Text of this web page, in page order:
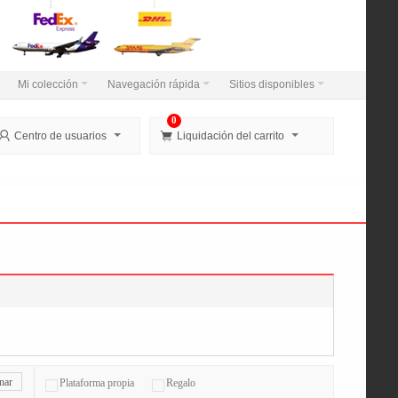
Mi colección Navegación rápida Sitios disponibles
 Centro de usuarios  Liquidación del carrito
0
Plataforma propia Regalo